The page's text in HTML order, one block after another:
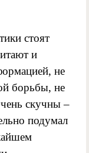
стоят
и
не
борьбы, не
скучны –
подумал